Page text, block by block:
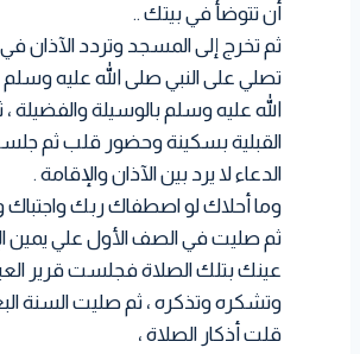
أن تتوضأ في بيتك ..
ثم تخرج إلى المسجد وتردد الآذان
تصلي على النبي صلى الله عليه وسلم
الله عليه وسلم بالوسيلة والفضيلة
القبلية بسكينة وحضور قلب ثم
الدعاء لا يرد بين الآذان والإقامة .
وما أحلاك لو اصطفاك ربك
ثم صليت في الصف الأول علي يمين
عينك بتلك الصلاة فجلست قرير
وتشكره وتذكره ، ثم صليت السنة
قلت أذكار الصلاة ،